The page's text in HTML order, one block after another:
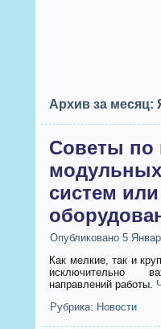
Архив за месяц:
Советы по
систем
Опубликовано 5
Как мелкие, так и
исключительно
направлений работы.
Рубрика: Новости